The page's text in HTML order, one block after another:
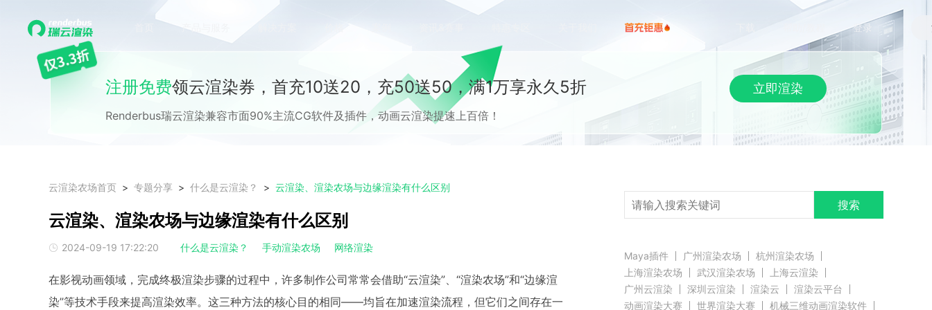
产品与服务 登录
注册免费领云渲染券，首充10送20，充50送50，满1万享永久5折
Renderbus瑞云渲染兼容市面90%主流CG软件及插件，动画云渲染提速上百倍！
立即渲染
云渲染农场首页 专题分享 什么是云渲染？ 云渲染、渲染农场与边缘渲染有什么区别
云渲染、渲染农场与边缘渲染有什么区别
2024-09-19 17:22:20 什么是云渲染？ 手动渲染农场 网络渲染
在影视动画领域，完成终极渲染步骤的过程中，许多制作公司常常会借助“云渲染”、“渲染农场”和“边缘渲
染”等技术手段来提高渲染效率。这三种方法的核心目的相同——均旨在加速渲染流程，但它们之间存在一
搜索
Maya插件 广州渲染农场
杭州渲染农场
上海渲染农场
武汉渲染农场
上海云渲染
广州云渲染
深圳云渲染 渲染云
渲染云平台
动画渲染大赛
世界渲染大赛 机械三维动画渲染软件